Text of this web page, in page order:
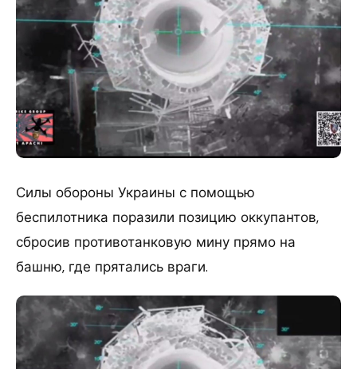
Силы обороны Украины с помощью
беспилотника поразили позицию оккупантов,
сбросив противотанковую мину прямо на
башню, где прятались враги.